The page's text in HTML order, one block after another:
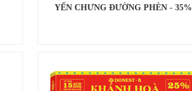
YẾN CHƯNG ĐƯỜNG PHÈN - 35%